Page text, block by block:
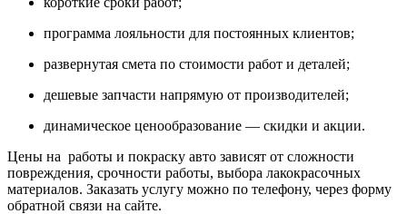
программа лояльности для постоянных клиентов;
развернутая смета по стоимости работ и деталей;
дешевые запчасти напрямую от производителей;
динамическое ценообразование — скидки и акции.
Цены на работы и покраску авто зависят от сложности
повреждения, срочности работы, выбора лакокрасочных
материалов. Заказать услугу можно по телефону, через форму
обратной связи на сайте.